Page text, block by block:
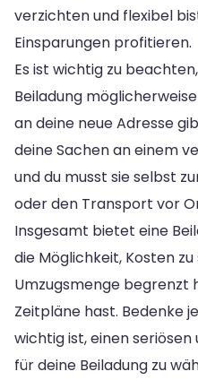
verzichten und flexibel
Einsparungen profitieren.
Es ist wichtig zu
Beiladung
an deine neue Adresse
deine Sachen an einem
und du musst sie selbst
oder den Transport vor
Insgesamt bietet eine
die Möglichkeit, Kosten
Umzugsmenge begrenzt
Zeitpläne hast. Bedenke
wichtig ist, einen
für deine Beiladung zu